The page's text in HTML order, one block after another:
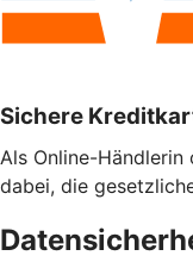
Sichere
Als Online-
dabei, die